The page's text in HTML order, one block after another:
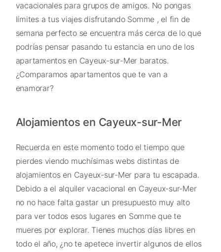
vacacionales para grupos de amigos. No pongas
límites a tus viajes disfrutando Somme , el fin de
semana perfecto se encuentra más cerca de lo que
podrías pensar pasando tu estancia en uno de los
apartamentos en Cayeux-sur-Mer baratos.
¿Comparamos apartamentos que te van a
enamorar?
Alojamientos en Cayeux-sur-Mer
Recuerda en este momento todo el tiempo que
pierdes viendo muchísimas webs distintas de
alojamientos en Cayeux-sur-Mer para tu escapada.
Debido a el alquiler vacacional en Cayeux-sur-Mer
no no hace falta gastar un presupuesto muy alto
para ver todos esos lugares en Somme que te
mueres por explorar. Tienes muchos días libres en
todo el año, ¿no te apetece invertir algunos de ellos